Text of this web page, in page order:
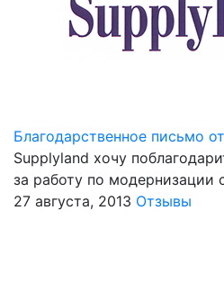
Благодарственное письмо
Supplyland хочу
за работу по модернизации
27 августа, 2013 Отзывы